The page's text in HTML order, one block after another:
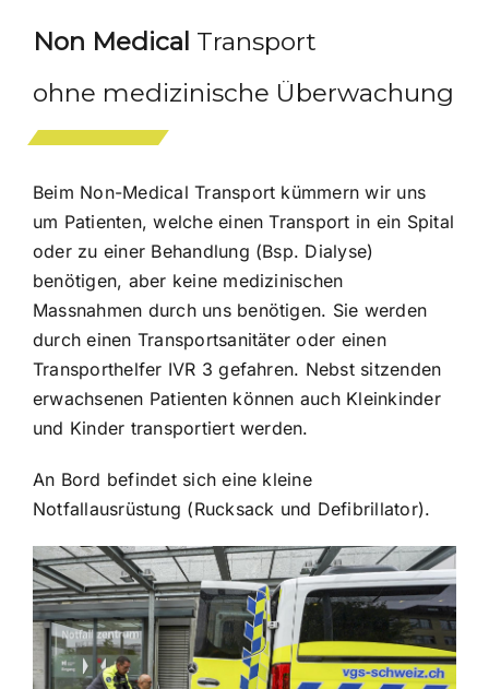
Non Medical Transport
ohne medizinische Überwachung
Beim Non-Medical Transport kümmern wir uns
um Patienten, welche einen Transport in ein Spital
oder zu einer Behandlung (Bsp. Dialyse)
benötigen, aber keine medizinischen
Massnahmen durch uns benötigen. Sie werden
durch einen Transportsanitäter oder einen
Transporthelfer IVR 3 gefahren. Nebst sitzenden
erwachsenen Patienten können auch Kleinkinder
und Kinder transportiert werden.
An Bord befindet sich eine kleine
Notfallausrüstung (Rucksack und Defibrillator).